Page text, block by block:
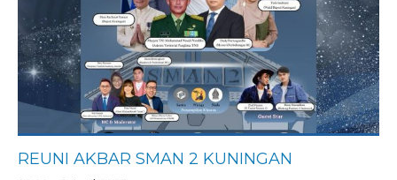
REUNI AKBAR SMAN 2 KUNINGAN